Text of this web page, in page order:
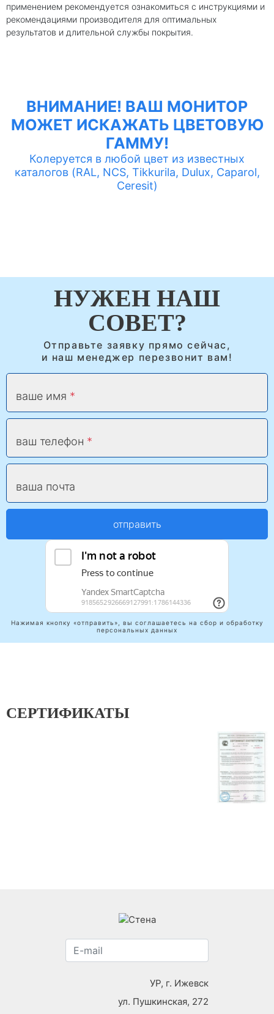
применением рекомендуется ознакомиться с инструкциями и
рекомендациями производителя для оптимальных
результатов и длительной службы покрытия.
ВНИМАНИЕ! ВАШ МОНИТОР
МОЖЕТ ИСКАЖАТЬ ЦВЕТОВУЮ
ГАММУ!
Колеруется в любой цвет из известных
каталогов (RAL, NCS, Tikkurila, Dulux, Caparol,
Ceresit)
НУЖЕН НАШ
СОВЕТ?
Отправьте заявку прямо сейчас,
и наш менеджер перезвонит вам!
ваше имя
ваш телефон
ваша почта
отправить
Нажимая кнопку «отправить», вы соглашаетесь на сбор и обработку
персональных данных
СЕРТИФИКАТЫ
УР, г. Ижевск
ул. Пушкинская, 272